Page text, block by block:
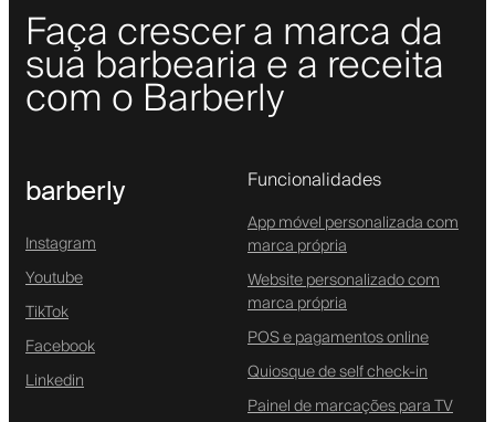
Faça crescer a marca da
sua barbearia e a receita
com o Barberly
barberly
Instagram
Youtube
TikTok
Facebook
Linkedin
Funcionalidades
App móvel personalizada com
marca própria
Website personalizado com
marca própria
POS e pagamentos online
Quiosque de self check-in
Painel de marcações para TV